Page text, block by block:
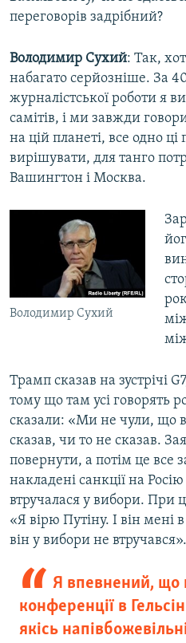
переговорів задрібний?
Володимир Сухий: Так,
набагато серйозніше. За
журналістської роботи я
самітів, і ми завжди
на цій планеті, все одно
вирішувати, для танго
Вашингтон і Москва.
Володимир Сухий
Трамп сказав на зустрічі
тому що там усі говорять
сказали: «Ми не чули, що
сказав, чи то не сказав.
повернути, а потім це все
накладені санкції на
втручалася у вибори. При
«Я вірю Путіну. І він мені
він у вибори не втручався».
Я впевнений, що
конференції в
якісь